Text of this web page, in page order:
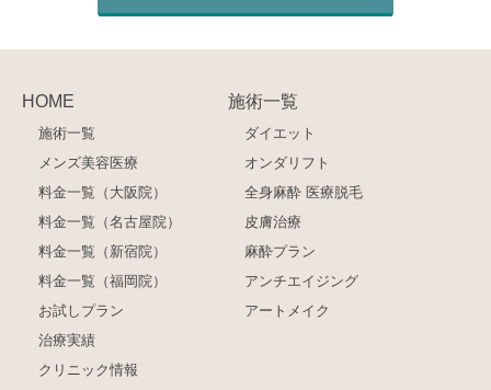
HOME
施術一覧
メンズ美容医療
料金一覧（大阪院）
料金一覧（名古屋院）
料金一覧（新宿院）
料金一覧（福岡院）
お試しプラン
治療実績
クリニック情報
施術一覧
ダイエット
オンダリフト
全身麻酔 医療脱毛
皮膚治療
麻酔プラン
アンチエイジング
アートメイク